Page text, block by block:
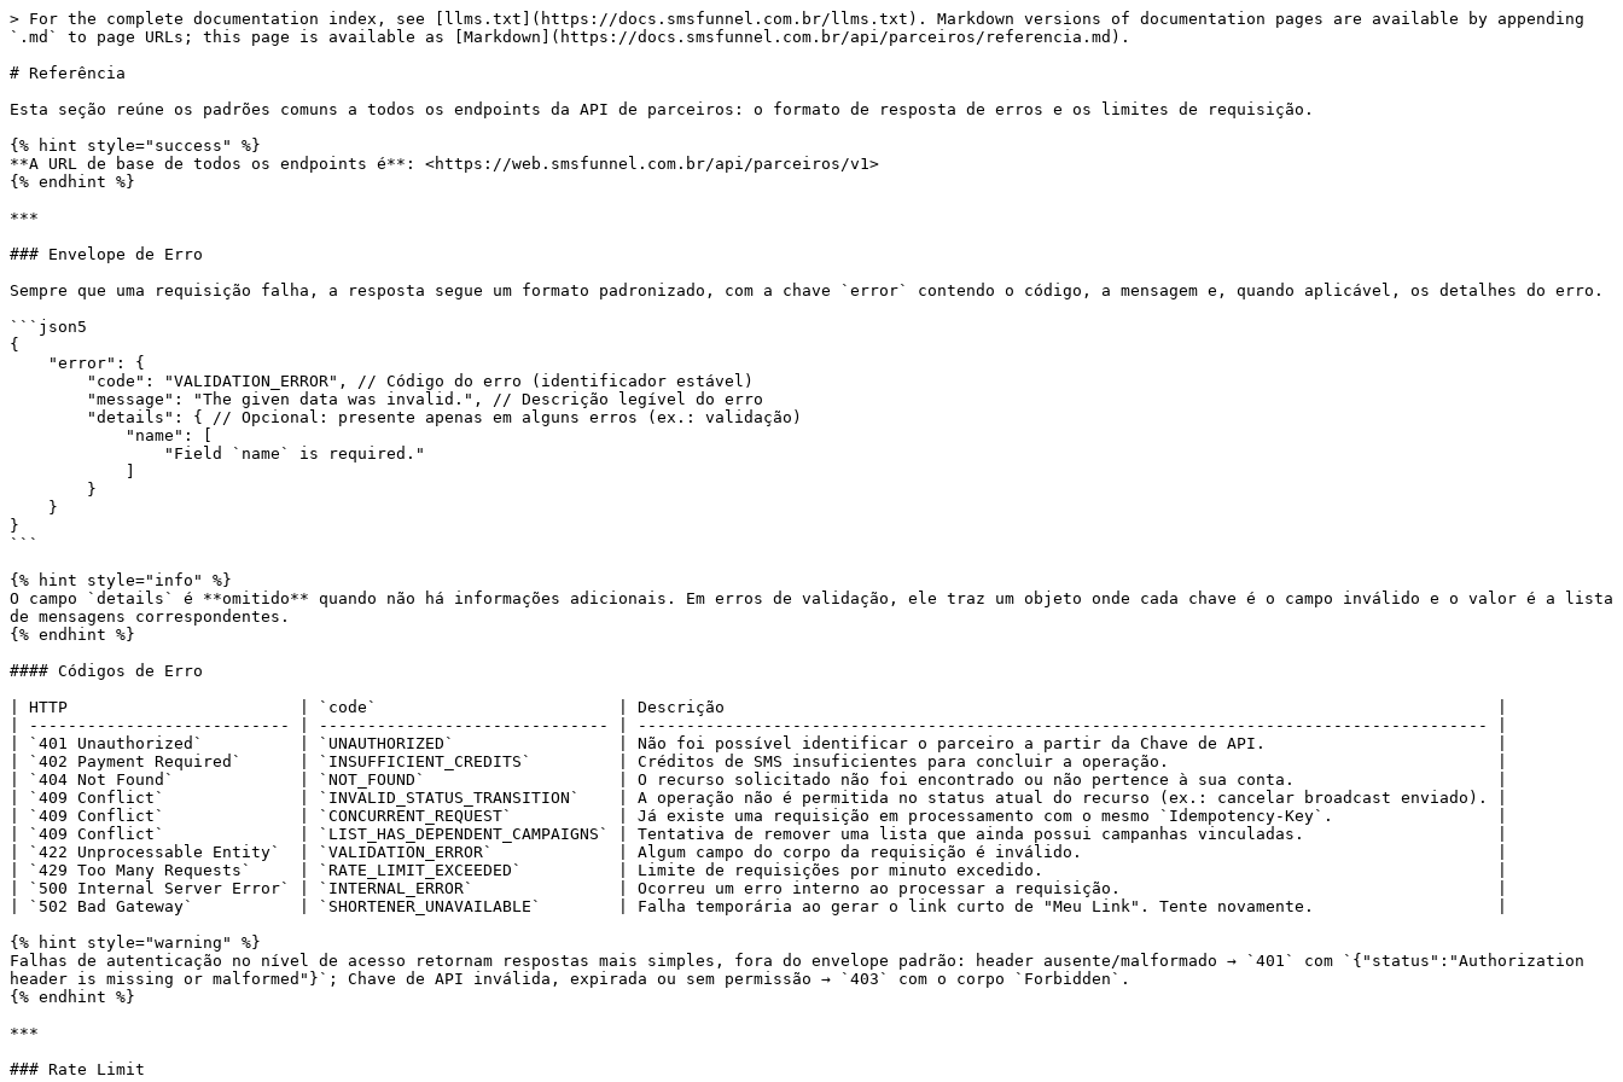
> For the complete documentation index, see [llms.txt](https://docs.smsfunnel.com.br/llms.txt). Markdown versions of documentation pages are available by appending
`.md` to page URLs; this page is available as [Markdown](https://docs.smsfunnel.com.br/api/parceiros/referencia.md).
# Referência
Esta seção reúne os padrões comuns a todos os endpoints da API de parceiros: o formato de resposta de erros e os limites de requisição.
{% hint style="success" %}
**A URL de base de todos os endpoints é**: <https://web.smsfunnel.com.br/api/parceiros/v1>
{% endhint %}
***
### Envelope de Erro
Sempre que uma requisição falha, a resposta segue um formato padronizado, com a chave `error` contendo o código, a mensagem e, quando aplicável, os detalhes do erro.
```json5
{
}
```
{% hint style="info" %}
O campo `details` é **omitido** quando não há informações adicionais. Em erros de validação, ele traz um objeto onde cada chave é o campo inválido e o valor é a lista
de mensagens correspondentes.
{% endhint %}
#### Códigos de Erro
| HTTP                        | `code`                         | Descrição                                                                                |
| --------------------------- | ------------------------------ | ---------------------------------------------------------------------------------------- |
| `401 Unauthorized`          | `UNAUTHORIZED`                 | Não foi possível identificar o parceiro a partir da Chave de API.                        |
| `402 Payment Required`      | `INSUFFICIENT_CREDITS`         | Créditos de SMS insuficientes para concluir a operação.                                  |
| `404 Not Found`             | `NOT_FOUND`                    | O recurso solicitado não foi encontrado ou não pertence à sua conta.                     |
| `409 Conflict`              | `INVALID_STATUS_TRANSITION`    | A operação não é permitida no status atual do recurso (ex.: cancelar broadcast enviado). |
| `409 Conflict`              | `CONCURRENT_REQUEST`           | Já existe uma requisição em processamento com o mesmo `Idempotency-Key`.                 |
| `409 Conflict`              | `LIST_HAS_DEPENDENT_CAMPAIGNS` | Tentativa de remover uma lista que ainda possui campanhas vinculadas.                    |
| `422 Unprocessable Entity`  | `VALIDATION_ERROR`             | Algum campo do corpo da requisição é inválido.                                           |
| `429 Too Many Requests`     | `RATE_LIMIT_EXCEEDED`          | Limite de requisições por minuto excedido.                                               |
| `500 Internal Server Error` | `INTERNAL_ERROR`               | Ocorreu um erro interno ao processar a requisição.                                       |
| `502 Bad Gateway`           | `SHORTENER_UNAVAILABLE`        | Falha temporária ao gerar o link curto de "Meu Link". Tente novamente.                   |
{% hint style="warning" %}
Falhas de autenticação no nível de acesso retornam respostas mais simples, fora do envelope padrão: header ausente/malformado → `401` com `{"status":"Authorization
header is missing or malformed"}`; Chave de API inválida, expirada ou sem permissão → `403` com o corpo `Forbidden`.
{% endhint %}
***
### Rate Limit